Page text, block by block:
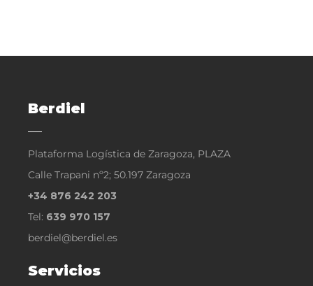
Berdiel
Plataforma Logística de Zaragoza, PLAZA
Calle Trapani nº2; 50.197 Zaragoza
+34 876 242 203
Tel: 639 970 157
berdiel@berdiel.es
Servicios